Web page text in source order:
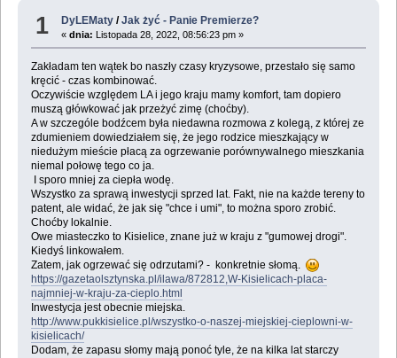
1 DyLEMaty /Jak żyć - Panie Premierze?
«dnia: Listopada 28, 2022, 08:56:23 pm »
Zakładam ten wątek bo naszły czasy kryzysowe, przestało się samo
kręcić - czas kombinować.
Oczywiście względem LA i jego kraju mamy komfort, tam dopiero
muszą główkować jak przeżyć zimę (choćby).
A w szczególe bodźcem była niedawna rozmowa z kolegą, z której ze
zdumieniem dowiedziałem się, że jego rodzice mieszkający w
niedużym mieście płacą za ogrzewanie porównywalnego mieszkania
niemal połowę tego co ja.
I sporo mniej za ciepła wodę.
Wszystko za sprawą inwestycji sprzed lat. Fakt, nie na każde tereny to
patent, ale widać, że jak się "chce i umi", to można sporo zrobić.
Choćby lokalnie.
Owe miasteczko to Kisielice, znane już w kraju z "gumowej drogi".
Kiedyś linkowałem.
Zatem, jak ogrzewać się odrzutami? - konkretnie słomą.
https://gazetaolsztynska.pl/ilawa/872812,W-Kisielicach-placa-
najmniej-w-kraju-za-cieplo.html
Inwestycja jest obecnie miejska.
http://www.pukkisielice.pl/wszystko-o-naszej-miejskiej-cieplowni-w-
kisielicach/
Dodam, że zapasu słomy mają ponoć tyle, że na kilka lat starczy